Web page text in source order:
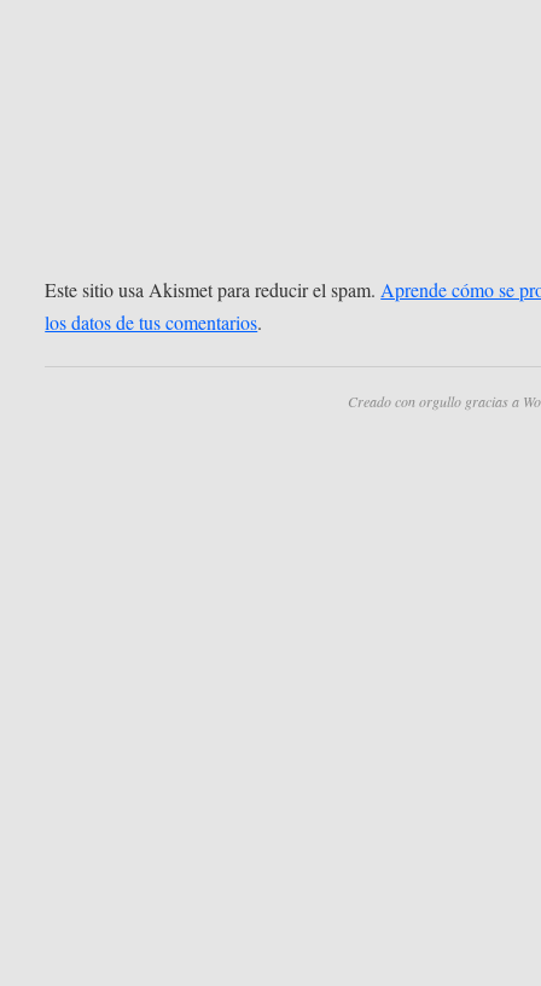
Este sitio usa Akismet para reducir el spam. Aprende cómo se
los datos de tus comentarios.
Creado con orgullo gracias a